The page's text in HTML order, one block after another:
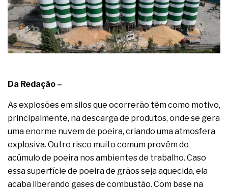
Da Redação –
As explosões em silos que ocorrerão têm como motivo,
principalmente, na descarga de produtos, onde se gera
uma enorme nuvem de poeira, criando uma atmosfera
explosiva. Outro risco muito comum provém do
acúmulo de poeira nos ambientes de trabalho. Caso
essa superfície de poeira de grãos seja aquecida, ela
acaba liberando gases de combustão. Com base na